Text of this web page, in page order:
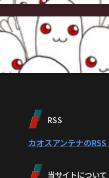
RSS
カオスアンテナのRSS
当サイトについて